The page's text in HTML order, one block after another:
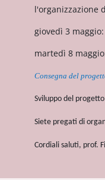
l'organizzazione
giovedì 3
martedì 8
Consegna del
Sviluppo del
Siete pregati di
Cordiali saluti, prof.